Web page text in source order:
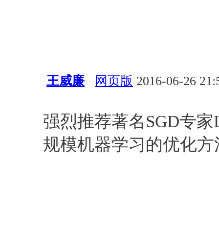
王威廉 网页版 2016-06-26
强烈推荐著名SGD专
规模机器学习的优化方